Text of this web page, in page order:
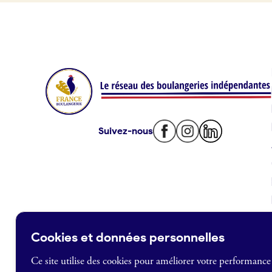
Offres d’emploi
Je suis fournisseur
Suivez-nous
Cookies et données personnelles
Ce site utilise des cookies pour améliorer votre performance